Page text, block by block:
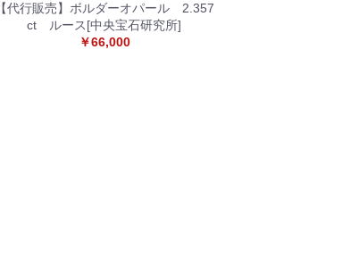
【代行販売】ボルダーオパール 2.357
ct ルース[中央宝石研究所]
￥66,000